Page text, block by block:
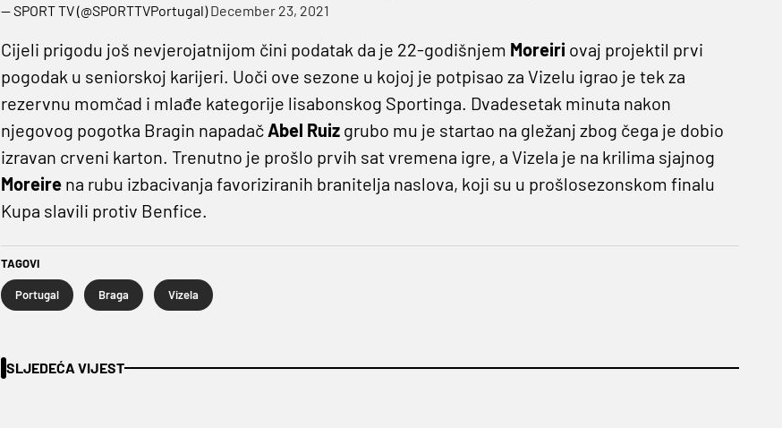
— SPORT TV (@SPORTTVPortugal)December 23, 2021
Cijeli prigodu još nevjerojatnijom čini podatak da je 22-godišnjem Moreiri ovaj projektil prvi
pogodak u seniorskoj karijeri. Uoči ove sezone u kojoj je potpisao za Vizelu igrao je tek za
rezervnu momčad i mlađe kategorije lisabonskog Sportinga. Dvadesetak minuta nakon
njegovog pogotka Bragin napadač Abel Ruiz grubo mu je startao na gležanj zbog čega je dobio
izravan crveni karton. Trenutno je prošlo prvih sat vremena igre, a Vizela je na krilima sjajnog
Moreire na rubu izbacivanja favoriziranih branitelja naslova, koji su u prošlosezonskom finalu
Kupa slavili protiv Benfice.
TAGOVI
Portugal Braga Vizela
SLJEDEĆA VIJEST